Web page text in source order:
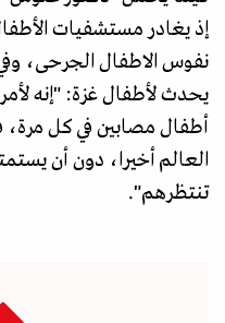
إذ يغادر مستشفيات
نفوس الاطفال الجرحى،
يحدث لأطفال غزة: "إنه
أطفال مصابين في كل
العالم أخيرا، دون أن
تنتظرهم".